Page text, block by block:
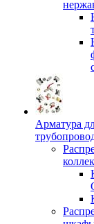
Арматура